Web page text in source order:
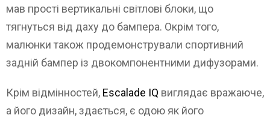
мав прості вертикальні світлові блоки, що
тягнуться від даху до бампера. Окрім того,
малюнки також продемонстрували спортивний
задній бампер із двокомпонентними дифузорами.
Крім відмінностей, Escalade IQ виглядає вражаюче,
а його дизайн, здається, є одою як його